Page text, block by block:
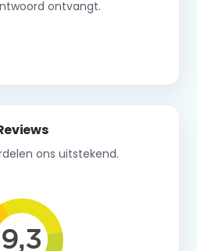
ontvangt.
ons uitstekend.